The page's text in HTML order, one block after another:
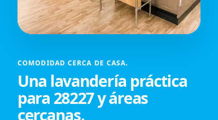
COMODIDAD CERCA DE CASA.
Una lavandería práctica
para 28227 y áreas
cercanas.